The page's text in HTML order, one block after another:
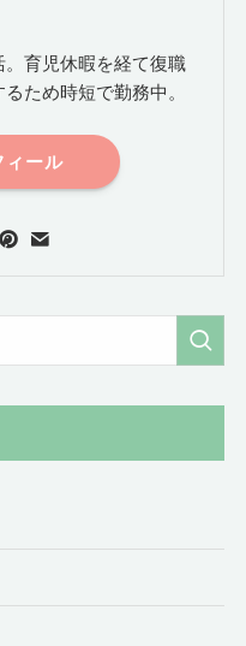
育児休暇を経て復職
ため時短で勤務中。
ィール